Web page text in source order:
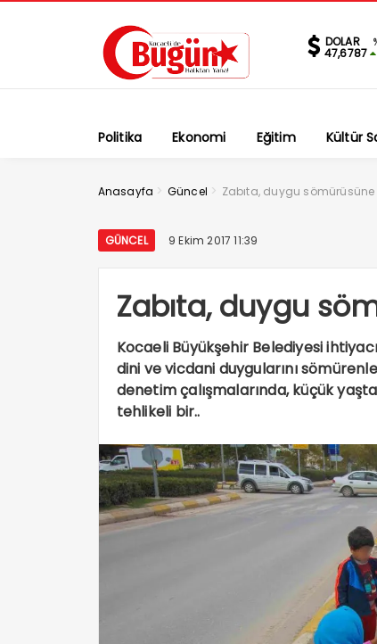
DOLAR
47,6787
Politika Ekonomi Eğitim Kültür
Anasayfa > Güncel > Zabıta, duygu
GÜNCEL 9 Ekim 2017 11:39
Zabıta, duygu
Kocaeli Büyükşehir Belediyesi
dini ve vicdani duygularını
denetim çalışmalarında, küçük
tehlikeli bir..